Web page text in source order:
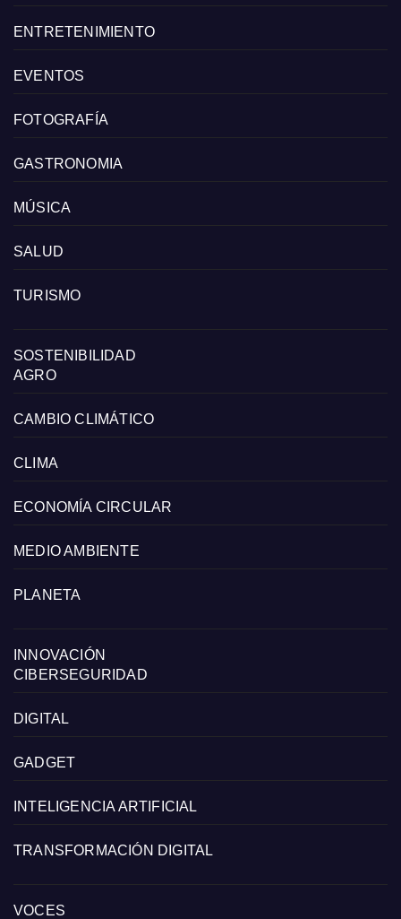
ENTRETENIMIENTO
EVENTOS
FOTOGRAFÍA
GASTRONOMIA
MÚSICA
SALUD
TURISMO
SOSTENIBILIDAD
AGRO
CAMBIO CLIMÁTICO
CLIMA
ECONOMÍA CIRCULAR
MEDIO AMBIENTE
PLANETA
INNOVACIÓN
CIBERSEGURIDAD
DIGITAL
GADGET
INTELIGENCIA ARTIFICIAL
TRANSFORMACIÓN DIGITAL
VOCES